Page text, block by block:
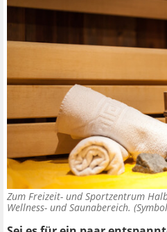
Zum Freizeit- und Sportzentrum
Wellness- und Saunabereich.